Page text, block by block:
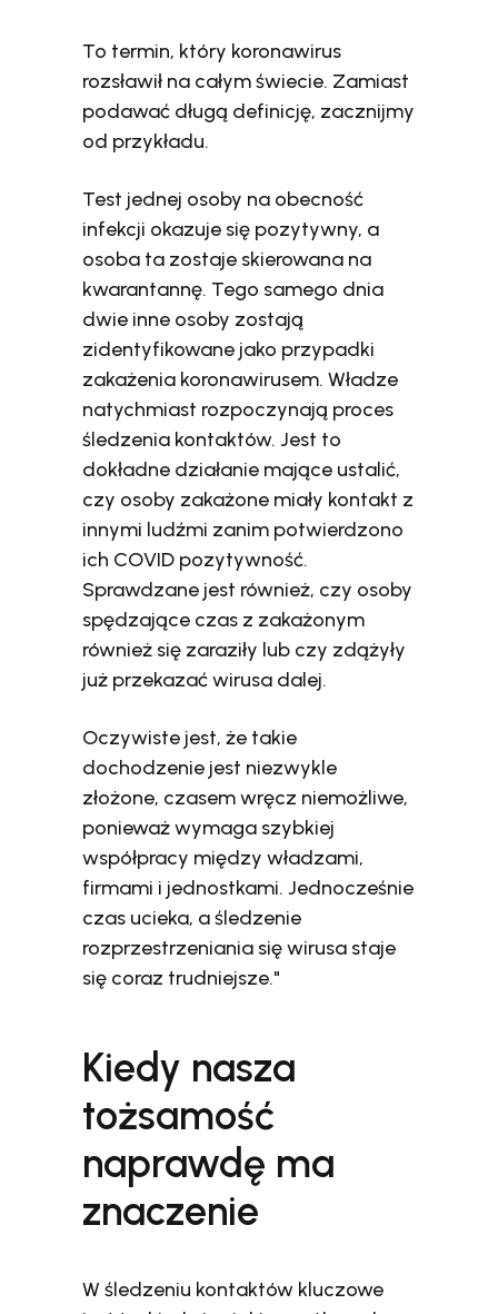
To termin, który koronawirus
rozsławił na całym świecie. Zamiast
podawać długą definicję, zacznijmy
od przykładu.
Test jednej osoby na obecność
infekcji okazuje się pozytywny, a
osoba ta zostaje skierowana na
kwarantannę. Tego samego dnia
dwie inne osoby zostają
zidentyfikowane jako przypadki
zakażenia koronawirusem. Władze
natychmiast rozpoczynają proces
śledzenia kontaktów. Jest to
dokładne działanie mające ustalić,
czy osoby zakażone miały kontakt z
innymi ludźmi zanim potwierdzono
ich COVID pozytywność.
Sprawdzane jest również, czy osoby
spędzające czas z zakażonym
również się zaraziły lub czy zdążyły
już przekazać wirusa dalej.
Oczywiste jest, że takie
dochodzenie jest niezwykle
złożone, czasem wręcz niemożliwe,
ponieważ wymaga szybkiej
współpracy między władzami,
firmami i jednostkami. Jednocześnie
czas ucieka, a śledzenie
rozprzestrzeniania się wirusa staje
się coraz trudniejsze."
Kiedy nasza
tożsamość
naprawdę ma
znaczenie
W śledzeniu kontaktów kluczowe